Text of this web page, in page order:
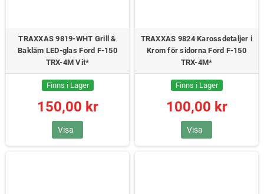
TRAXXAS 9819-WHT Grill &
Bakläm LED-glas Ford F-150
TRX-4M Vit*
Finns i Lager
150,00 kr
Visa
TRAXXAS 9824 Karossdetaljer i
Krom för sidorna Ford F-150
TRX-4M*
Finns i Lager
100,00 kr
Visa